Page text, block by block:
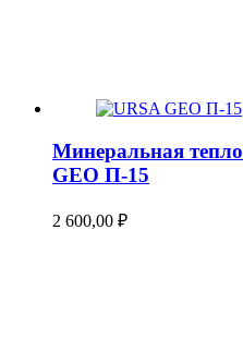
Минеральная
GEO П-15
2 600,00 ₽